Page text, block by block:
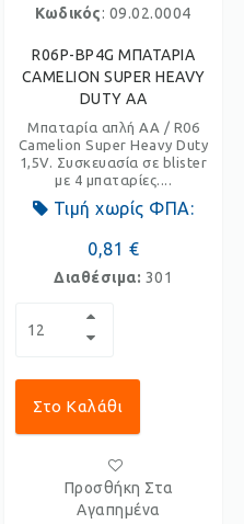
Κωδικός: 09.02.0004
R06P-BP4G ΜΠΑΤΑΡΙΑ
CAMELION SUPER HEAVY
DUTY AA
Μπαταρία απλή AA / R06
Camelion Super Heavy Duty
1,5V. Συσκευασία σε blister
με 4 μπαταρίες....
Τιμή χωρίς ΦΠΑ:
0,81 €
Διαθέσιμα: 301
Στο Καλάθι
Προσθήκη Στα
Αγαπημένα